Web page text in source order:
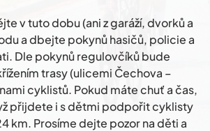
v tuto dobu (ani z garáží, dvorků a
a dbejte pokynů hasičů, policie a
Dle pokynů regulovčíků bude
trasy (ulicemi Čechova –
cyklistů. Pokud máte chuť a čas,
přijdete i s dětmi podpořit cyklisty
km. Prosíme dejte pozor na děti a